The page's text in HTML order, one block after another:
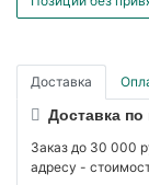
Доставка
Доставка по
Заказ до 30 000
адресу -